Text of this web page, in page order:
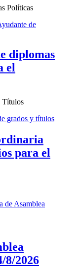
Políticas
diplomas
el
Títulos
para el
8/2026